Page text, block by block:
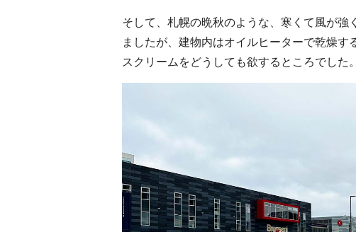
そして、札幌の晩秋のような、寒くて風が
ましたが、建物内はオイルヒーターで乾燥
スクリームをどうしても欲するところでした。